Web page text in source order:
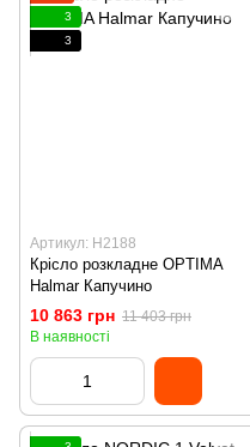
3
3
Артикул: H2188
Крісло розкладне OPTIMA
Halmar Капучино
10 863 грн 11 403 грн
В наявності